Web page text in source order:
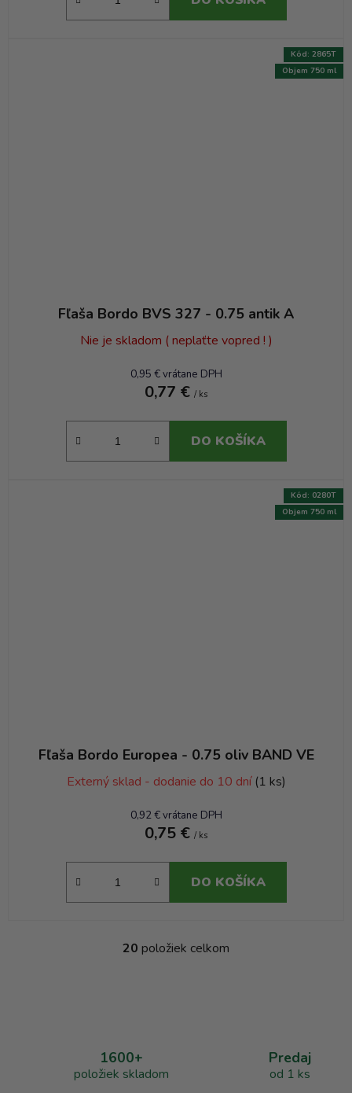
Fľaša Bordo BVS 327 - 0.75 antik A
Nie je skladom ( neplaťte vopred ! )
0,95 € vrátane DPH
0,77 € / ks
DO KOŠÍKA
Objem 750 ml
Kód: 2865T
Fľaša Bordo Europea - 0.75 oliv BAND VE
Externý sklad - dodanie do 10 dní (1 ks)
0,92 € vrátane DPH
0,75 € / ks
DO KOŠÍKA
Objem 750 ml
Kód: 0280T
O
20 položiek celkom
1600+
položiek skladom
Predaj
od 1 ks